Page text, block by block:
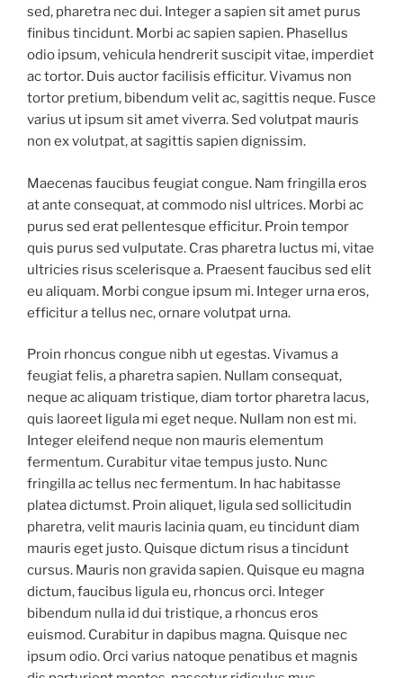
sed, pharetra nec dui. Integer a sapien sit amet purus
finibus tincidunt. Morbi ac sapien sapien. Phasellus
odio ipsum, vehicula hendrerit suscipit vitae, imperdiet
ac tortor. Duis auctor facilisis efficitur. Vivamus non
tortor pretium, bibendum velit ac, sagittis neque. Fusce
varius ut ipsum sit amet viverra. Sed volutpat mauris
non ex volutpat, at sagittis sapien dignissim.
Maecenas faucibus feugiat congue. Nam fringilla eros
at ante consequat, at commodo nisl ultrices. Morbi ac
purus sed erat pellentesque efficitur. Proin tempor
quis purus sed vulputate. Cras pharetra luctus mi, vitae
ultricies risus scelerisque a. Praesent faucibus sed elit
eu aliquam. Morbi congue ipsum mi. Integer urna eros,
efficitur a tellus nec, ornare volutpat urna.
Proin rhoncus congue nibh ut egestas. Vivamus a
feugiat felis, a pharetra sapien. Nullam consequat,
neque ac aliquam tristique, diam tortor pharetra lacus,
quis laoreet ligula mi eget neque. Nullam non est mi.
Integer eleifend neque non mauris elementum
fermentum. Curabitur vitae tempus justo. Nunc
fringilla ac tellus nec fermentum. In hac habitasse
platea dictumst. Proin aliquet, ligula sed sollicitudin
pharetra, velit mauris lacinia quam, eu tincidunt diam
mauris eget justo. Quisque dictum risus a tincidunt
cursus. Mauris non gravida sapien. Quisque eu magna
dictum, faucibus ligula eu, rhoncus orci. Integer
bibendum nulla id dui tristique, a rhoncus eros
euismod. Curabitur in dapibus magna. Quisque nec
ipsum odio. Orci varius natoque penatibus et magnis